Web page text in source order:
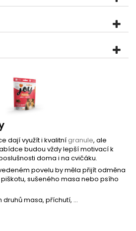
dají využít i kvalitní granule, ale
budou vždy lepší motivací k
doma i na cvičáku.
povelu by měla přijít odměna
sušeného masa nebo psího
masa, příchutí, ...